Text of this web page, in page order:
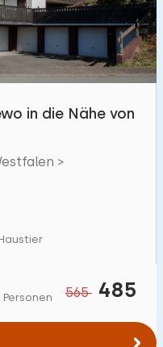
in die Nähe von
>
565 485